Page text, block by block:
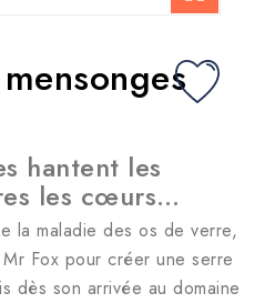
hantent les
les cœurs…
la maladie des os de verre,
Fox pour créer une serre
dès son arrivée au domaine